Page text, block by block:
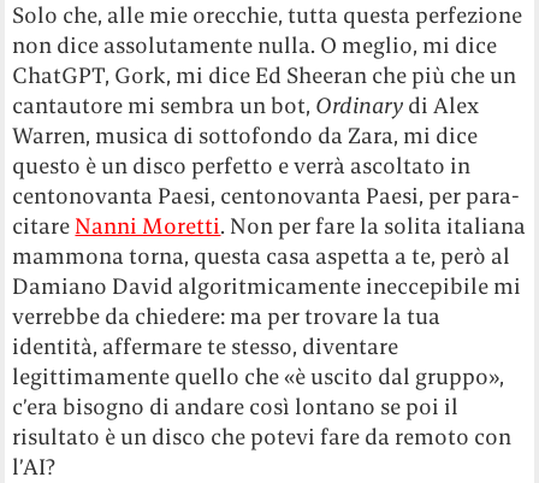
Solo che, alle mie orecchie, tutta questa perfezione
non dice assolutamente nulla. O meglio, mi dice
ChatGPT, Gork, mi dice Ed Sheeran che più che un
cantautore mi sembra un bot, Ordinary di Alex
Warren, musica di sottofondo da Zara, mi dice
questo è un disco perfetto e verrà ascoltato in
centonovanta Paesi, centonovanta Paesi, per para-
citare Nanni Moretti. Non per fare la solita italiana
mammona torna, questa casa aspetta a te, però al
Damiano David algoritmicamente ineccepibile mi
verrebbe da chiedere: ma per trovare la tua
identità, affermare te stesso, diventare
legittimamente quello che «è uscito dal gruppo»,
c’era bisogno di andare così lontano se poi il
risultato è un disco che potevi fare da remoto con
l’AI?